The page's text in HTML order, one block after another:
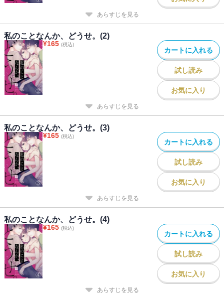
あらすじを見る
私のことなんか、どうせ。(2)
¥165 (税込)
カートに入れる
試し読み
お気に入り
あらすじを見る
私のことなんか、どうせ。(3)
¥165 (税込)
カートに入れる
試し読み
お気に入り
あらすじを見る
私のことなんか、どうせ。(4)
¥165 (税込)
カートに入れる
試し読み
お気に入り
あらすじを見る